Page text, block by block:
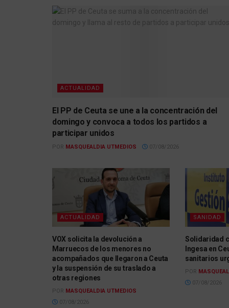
ACTUALIDAD
El PP de Ceuta se une a la concentración del
domingo y convoca a todos los partidos a
participar unidos
POR MASQUEALDIA UTMEDIOS 07/08/2026
ACTUALIDAD
VOX solicita la devolución a
Marruecos de los menores no
acompañados que llegaron a Ceuta
y la suspensión de su traslado a
otras regiones
POR MASQUEALDIA UTMEDIOS
07/08/2026
SANIDAD
Solidaridad
Ingesa en
sanitarios
POR
07/08/2026